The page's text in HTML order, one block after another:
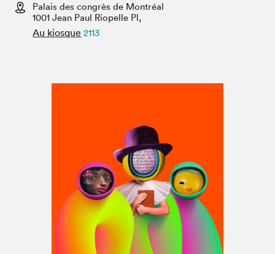
Espace exposant⋅e⋅s
Espace enseignant·e·s
Projets partenaires
Palais des congrès de Montréal
1001 Jean Paul Riopelle Pl,
Au kiosque 2113